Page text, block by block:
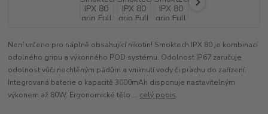
Není určeno pro náplně obsahující nikotin! Smoktech IPX 80 je kombinací
odolného gripu a výkonného POD systému. Odolnost IP67 zaručuje
odolnost vůči nechtěným pádům a vniknutí vody či prachu do zařízení.
Integrovaná baterie o kapacitě 3000mAh disponuje nastavitelným
výkonem až 80W. Ergonomické tělo ... celý popis